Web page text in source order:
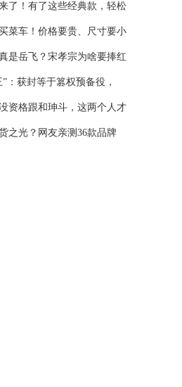
了！有了这些经典款，轻松
菜车！价格要贵、尺寸要小
是岳飞？宋孝宗为啥要捧红
：获封等于篡权预备役，
资格跟和珅斗，这两个人才
之光？网友亲测36款品牌